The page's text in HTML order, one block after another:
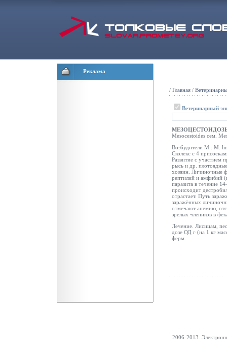
Реклама
/ Главная /
Ветеринарный
Mesocestoides сем.
Возбудители М.: М.
Сколекс с 4
Развитие с участием
рысь и др.
хозяин. Личиночные
рептилий и амфибий
паразита в течение
происходит
отрастает. Путь
заражённых
отмечают анемию,
зрелых члеников в
Лечение. Лисицам,
дозе ОД г (на 1 кг
ферм.
2006-2013.